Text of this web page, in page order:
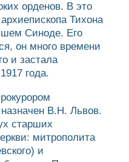
орденов. В это
Тихона
Синоде. Его
он много времени
и застала
года.
В.Н. Львов.
старших
митрополита
и